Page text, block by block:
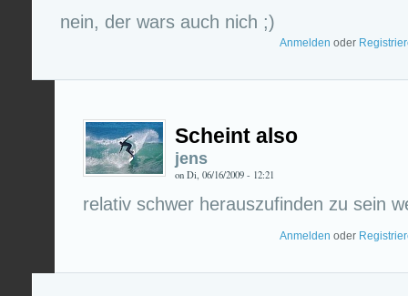
nein, der wars auch nich ;)
Anmelden oder
Scheint also
jens
on Di, 06/16/2009 - 12:21
relativ schwer herauszufinden zu sein
Anmelden oder